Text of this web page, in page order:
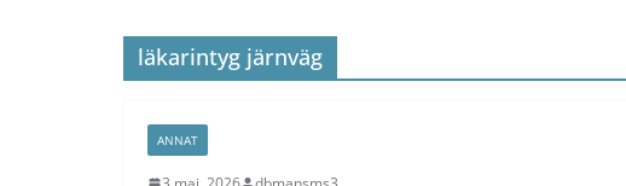
läkarintyg järnväg
ANNAT